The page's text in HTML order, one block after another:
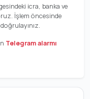
icra, banka ve
İşlem öncesinde
Telegram alarmı